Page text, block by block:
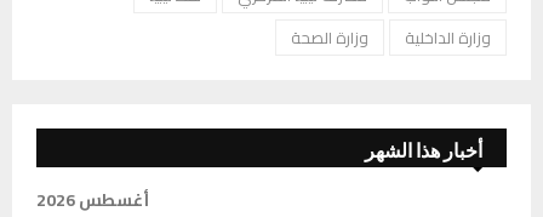
وزارة الداخلية
وزارة الصحة
أخبار هذا الشهر
أغسطس 2026